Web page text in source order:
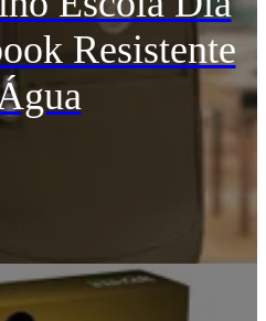
Resistente